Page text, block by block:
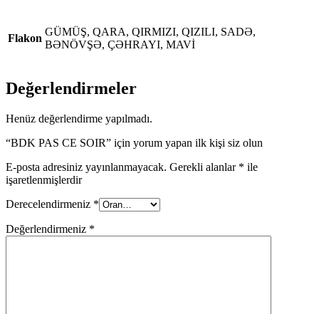
Flakon
GÜMÜŞ, QARA, QIRMIZI, QIZILI, SADƏ,
BƏNÖVŞƏ, ÇƏHRAYI, MAVİ
Değerlendirmeler
Henüz değerlendirme yapılmadı.
“BDK PAS CE SOIR” için yorum yapan ilk kişi siz olun
E-posta adresiniz yayınlanmayacak. Gerekli alanlar * ile
işaretlenmişlerdir
Derecelendirmeniz *
Değerlendirmeniz *